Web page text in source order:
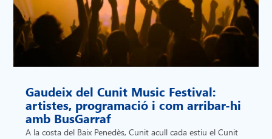
Gaudeix del Cunit Music Festival:
artistes, programació i com arribar-hi
amb BusGarraf
A la costa del Baix Penedès, Cunit acull cada estiu el Cunit